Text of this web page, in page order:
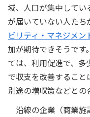
域、人口が集中して
が届いていない人たち
ビリティ・マネジメン
加が期待できそうです
ては、利用促進で、
で収支を改善するこ
別途の増収策などとの
沿線の企業（商業施